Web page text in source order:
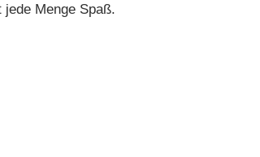
Menge Spaß.